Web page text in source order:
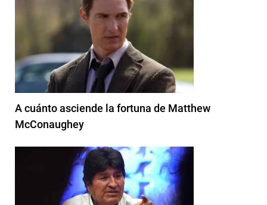
A cuánto asciende la fortuna de Matthew
McConaughey